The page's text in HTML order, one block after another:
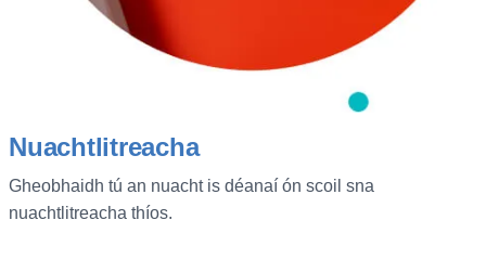
Nuachtlitreacha
Gheobhaidh tú an nuacht is déanaí ón scoil sna
nuachtlitreacha thíos.